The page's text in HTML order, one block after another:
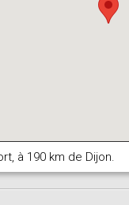
à 190 km de Dijon.